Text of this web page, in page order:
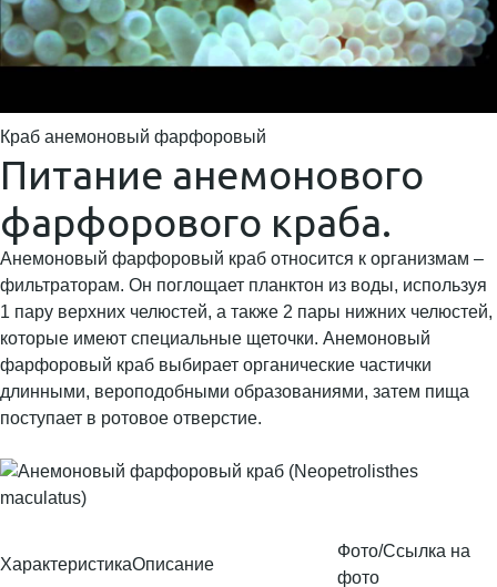
Краб анемоновый фарфоровый
Питание анемонового
фарфорового краба.
Анемоновый фарфоровый краб относится к организмам –
фильтраторам. Он поглощает планктон из воды, используя
1 пару верхних челюстей, а также 2 пары нижних челюстей,
которые имеют специальные щеточки. Анемоновый
фарфоровый краб выбирает органические частички
длинными, вероподобными образованиями, затем пища
поступает в ротовое отверстие.
ХарактеристикаОписание
Фото/Ссылка на
фото